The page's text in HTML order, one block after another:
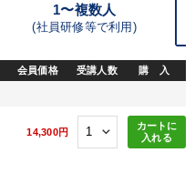
1〜複数人
(社員研修等で利用)
会員価格 受講人数 購 入
14,300円
カートに
入れる